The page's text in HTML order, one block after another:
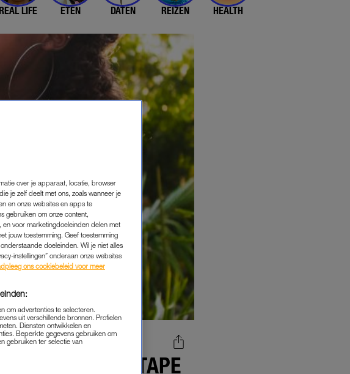
LIFE ETEN DATEN REIZEN HEALTH
IS HOE JE DE TAPE
over je apparaat, locatie, browser
je zelf deelt met ons, zoals wanneer je
en onze websites en apps te
gebruiken om onze content,
voor marketingdoeleinden delen met
jouw toestemming. Geef toestemming
doeleinden. Wil je niet alles
instellingen” onderaan onze websites
ons cookiebeleid voor meer
om advertenties te selecteren.
uit verschillende bronnen. Profielen
Diensten ontwikkelen en
Beperkte gegevens gebruiken om
gebruiken ter selectie van